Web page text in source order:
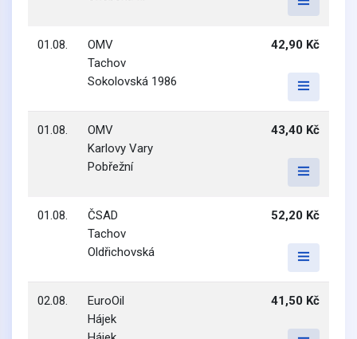
01.08.
OMV
Tachov
Sokolovská 1986
42,90 Kč
01.08.
OMV
Karlovy Vary
Pobřežní
43,40 Kč
01.08.
ČSAD
Tachov
Oldřichovská
52,20 Kč
02.08.
EuroOil
Hájek
41,50 Kč